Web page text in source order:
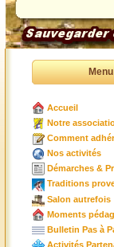
Menu
Accueil
Notre
Comment
Nos activités
Démarches &
Traditions
Salon autrefois
Moments
Bulletin Pas à
Activités